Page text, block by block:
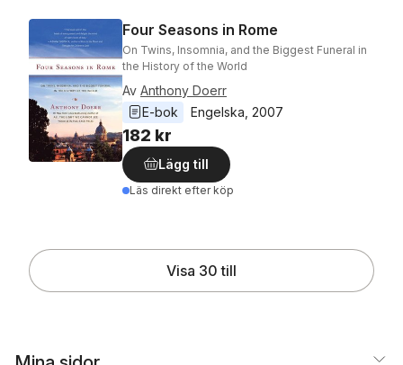
Four Seasons in Rome
On Twins, Insomnia, and the Biggest Funeral in
the History of the World
Av Anthony Doerr
E-bok
Engelska 2007
182 kr
Lägg till
Läs direkt efter köp
Visa 30 till